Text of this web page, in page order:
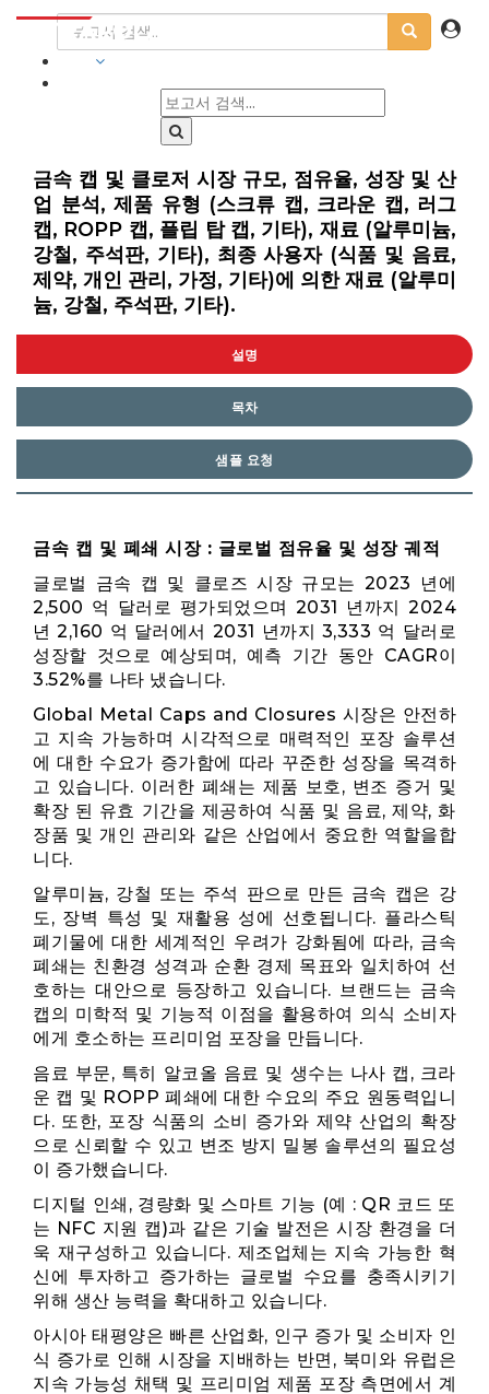
금속 캡 및 클로저 시장 규모, 점유율, 성장 및 산
업 분석, 제품 유형 (스크류 캡, 크라운 캡, 러그
캡, ROPP 캡, 플립 탑 캡, 기타), 재료 (알루미늄,
강철, 주석판, 기타), 최종 사용자 (식품 및 음료,
제약, 개인 관리, 가정, 기타)에 의한 재료 (알루미
늄, 강철, 주석판, 기타).
설명
목차
샘플 요청
금속 캡 및 폐쇄 시장 : 글로벌 점유율 및 성장 궤적
글로벌 금속 캡 및 클로즈 시장 규모는 2023 년에
2,500 억 달러로 평가되었으며 2031 년까지 2024
년 2,160 억 달러에서 2031 년까지 3,333 억 달러로
성장할 것으로 예상되며, 예측 기간 동안 CAGR이
3.52%를 나타 냈습니다.
Global Metal Caps and Closures 시장은 안전하
고 지속 가능하며 시각적으로 매력적인 포장 솔루션
에 대한 수요가 증가함에 따라 꾸준한 성장을 목격하
고 있습니다. 이러한 폐쇄는 제품 보호, 변조 증거 및
확장 된 유효 기간을 제공하여 식품 및 음료, 제약, 화
장품 및 개인 관리와 같은 산업에서 중요한 역할을합
니다.
알루미늄, 강철 또는 주석 판으로 만든 금속 캡은 강
도, 장벽 특성 및 재활용 성에 선호됩니다. 플라스틱
폐기물에 대한 세계적인 우려가 강화됨에 따라, 금속
폐쇄는 친환경 성격과 순환 경제 목표와 일치하여 선
호하는 대안으로 등장하고 있습니다. 브랜드는 금속
캡의 미학적 및 기능적 이점을 활용하여 의식 소비자
에게 호소하는 프리미엄 포장을 만듭니다.
음료 부문, 특히 알코올 음료 및 생수는 나사 캡, 크라
운 캡 및 ROPP 폐쇄에 대한 수요의 주요 원동력입니
다. 또한, 포장 식품의 소비 증가와 제약 산업의 확장
으로 신뢰할 수 있고 변조 방지 밀봉 솔루션의 필요성
이 증가했습니다.
디지털 인쇄, 경량화 및 스마트 기능 (예 : QR 코드 또
는 NFC 지원 캡)과 같은 기술 발전은 시장 환경을 더
욱 재구성하고 있습니다. 제조업체는 지속 가능한 혁
신에 투자하고 증가하는 글로벌 수요를 충족시키기
위해 생산 능력을 확대하고 있습니다.
아시아 태평양은 빠른 산업화, 인구 증가 및 소비자 인
식 증가로 인해 시장을 지배하는 반면, 북미와 유럽은
지속 가능성 채택 및 프리미엄 제품 포장 측면에서 계